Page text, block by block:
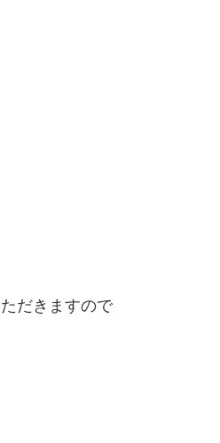
だきますので